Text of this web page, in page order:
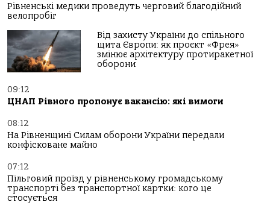
Рівненські медики проведуть черговий благодійний
велопробіг
Від захисту України до спільного
щита Європи: як проєкт «Фрея»
змінює архітектуру протиракетної
оборони
09:12
ЦНАП Рівного пропонує вакансію: які вимоги
08:12
На Рівненщині Силам оборони України передали
конфісковане майно
07:12
Пільговий проїзд у рівненському громадському
транспорті без транспортної картки: кого це
стосується